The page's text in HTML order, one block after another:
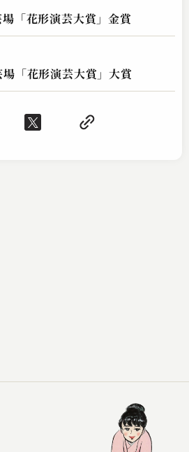
分「花形演芸大賞」金賞
「花形演芸大賞」大賞